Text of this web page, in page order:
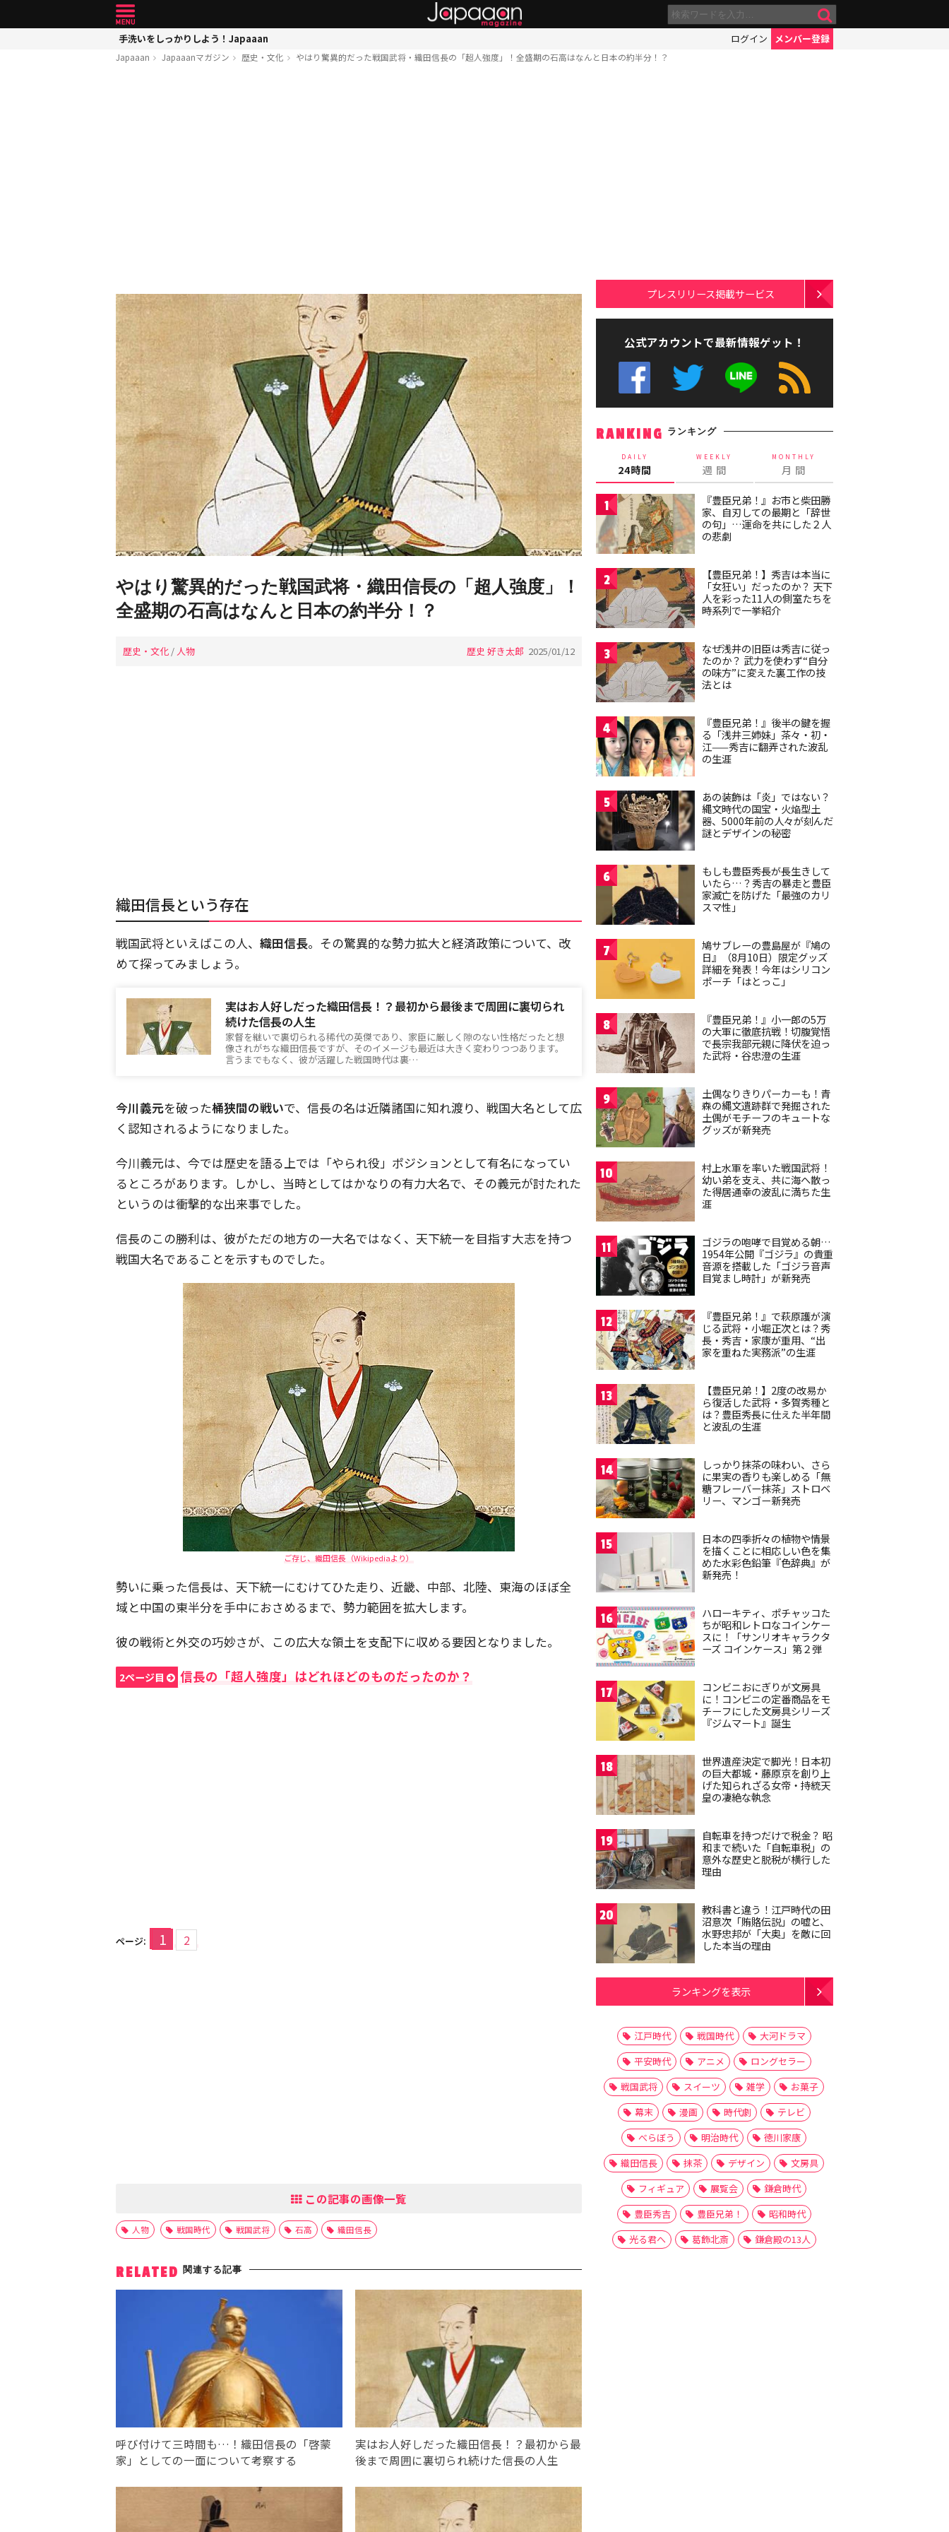
手洗いをしっかりしよう！Japaaan ログイン メンバー登録
Japaaan Japaaanマガジン 歴史・文化 やはり驚異的だった戦国武将・織田信長の「超人強度」！全盛期の石高はなんと日本の約半分！？
やはり驚異的だった戦国武将・織田信長の「超人強度」！
全盛期の石高はなんと日本の約半分！？
歴史・文化 / 人物 歴史 好き太郎 2025/01/12
織田信長という存在
戦国武将といえばこの人、 織田信長。その驚異的な勢力拡大と経済政策について、改
めて探ってみましょう。
実はお人好しだった織田信長！？最初から最後まで周囲に裏切られ
続けた信長の人生
家督を継いで裏切られる稀代の英傑であり、家臣に厳しく隙のない性格だったと想
像されがちな織田信長ですが、そのイメージも最近は大きく変わりつつあります。
言うまでもなく、彼が活躍した戦国時代は裏…
今川義元を破った桶狭間の戦いで、信長の名は近隣諸国に知れ渡り、戦国大名として広
く認知されるようになりました。
今川義元は、今では歴史を語る上では「やられ役」ポジションとして有名になってい
るところがあります。しかし、当時としてはかなりの有力大名で、その義元が討たれた
というのは衝撃的な出来事でした。
信長のこの勝利は、彼がただの地方の一大名ではなく、天下統一を目指す大志を持つ
戦国大名であることを示すものでした。
ご存じ、織田信長（Wikipediaより）
勢いに乗った信長は、天下統一にむけてひた走り、近畿、中部、北陸、東海のほぼ全
域と中国の東半分を手中におさめるまで、勢力範囲を拡大します。
彼の戦術と外交の巧妙さが、この広大な領土を支配下に収める要因となりました。
2ページ目 信長の「超人強度」はどれほどのものだったのか？
ページ: 1 2
この記事の画像一覧
人物 戦国時代 戦国武将 石高 織田信長
RELATED 関連する記事
呼び付けて三時間も…！織田信長の「啓蒙
家」としての一面について考察する
実はお人好しだった織田信長！？最初から最
後まで周囲に裏切られ続けた信長の人生
プレスリリース掲載サービス
公式アカウントで最新情報ゲット！
RANKING ランキング
DAILY
24時間
WEEKLY
週 間
MONTHLY
月 間
1
『豊臣兄弟！』お市と柴田勝
家、自刃しての最期と「辞世
の句」…運命を共にした２人
の悲劇
2
【豊臣兄弟！】秀吉は本当に
「女狂い」だったのか？ 天下
人を彩った11人の側室たちを
時系列で一挙紹介
3
なぜ浅井の旧臣は秀吉に従っ
たのか？ 武力を使わず“自分
の味方”に変えた裏工作の技
法とは
4
『豊臣兄弟！』後半の鍵を握
る「浅井三姉妹」茶々・初・
江——秀吉に翻弄された波乱
の生涯
5
あの装飾は「炎」ではない？
縄文時代の国宝・火焔型土
器、5000年前の人々が刻んだ
謎とデザインの秘密
6
もしも豊臣秀長が長生きして
いたら…？秀吉の暴走と豊臣
家滅亡を防げた「最強のカリ
スマ性」
7
鳩サブレーの豊島屋が『鳩の
日』（8月10日）限定グッズ
詳細を発表！今年はシリコン
ポーチ「はとっこ」
8
『豊臣兄弟！』小一郎の5万
の大軍に徹底抗戦！切腹覚悟
で長宗我部元親に降伏を迫っ
た武将・谷忠澄の生涯
9
土偶なりきりパーカーも！青
森の縄文遺跡群で発掘された
土偶がモチーフのキュートな
グッズが新発売
10
村上水軍を率いた戦国武将！
幼い弟を支え、共に海へ散っ
た得居通幸の波乱に満ちた生
涯
11
ゴジラの咆哮で目覚める朝…
1954年公開『ゴジラ』の貴重
音源を搭載した「ゴジラ音声
目覚まし時計」が新発売
12
『豊臣兄弟！』で萩原護が演
じる武将・小堀正次とは？秀
長・秀吉・家康が重用、“出
家を重ねた実務派”の生涯
13
【豊臣兄弟！】2度の改易か
ら復活した武将・多賀秀種と
は？豊臣秀長に仕えた半年間
と波乱の生涯
14
しっかり抹茶の味わい、さら
に果実の香りも楽しめる「無
糖フレーバー抹茶」ストロベ
リー、マンゴー新発売
15
日本の四季折々の植物や情景
を描くことに相応しい色を集
めた水彩色鉛筆『色辞典』が
新発売！
16
ハローキティ、ポチャッコた
ちが昭和レトロなコインケー
スに！「サンリオキャラクタ
ーズ コインケース」第２弾
17
コンビニおにぎりが文房具
に！コンビニの定番商品をモ
チーフにした文房具シリーズ
『ジムマート』誕生
18
世界遺産決定で脚光！日本初
の巨大都城・藤原京を創り上
げた知られざる女帝・持統天
皇の凄絶な執念
19
自転車を持つだけで税金？ 昭
和まで続いた「自転車税」の
意外な歴史と脱税が横行した
理由
20
教科書と違う！江戸時代の田
沼意次「賄賂伝説」の嘘と、
水野忠邦が「大奥」を敵に回
した本当の理由
ランキングを表示
江戸時代 戦国時代
大河ドラマ
平安時代
アニメ
ロングセラー
戦国武将
スイーツ 雑学
お菓子
幕末
漫画 時代劇
テレビ
べらぼう
明治時代
徳川家康
織田信長
抹茶 デザイン
文房具
フィギュア
展覧会
鎌倉時代
豊臣秀吉
豊臣兄弟！
昭和時代
光る君へ
葛飾北斎 鎌倉殿の13人